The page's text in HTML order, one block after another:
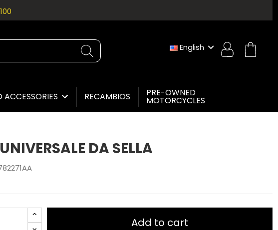
English
ACCESSORIES RECAMBIOS PRE-OWNED
MOTORCYCLES
DA SELLA
Add to cart